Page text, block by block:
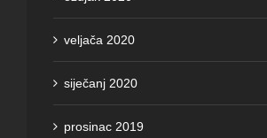
veljača 2020
siječanj 2020
prosinac 2019